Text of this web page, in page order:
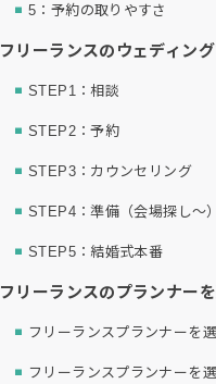
5：予約の取りやすさ
フリーランスのウェディン
STEP1：相談
STEP2：予約
STEP3：カウンセリング
STEP4：準備（会場探し〜）
STEP5：結婚式本番
フリーランスのプランナー
フリーランスプランナーを
フリーランスプランナーを